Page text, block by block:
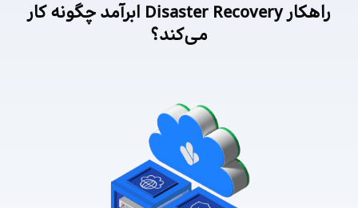
راهکار Disaster Recovery ابرآمد چگونه کار
می‌کند؟